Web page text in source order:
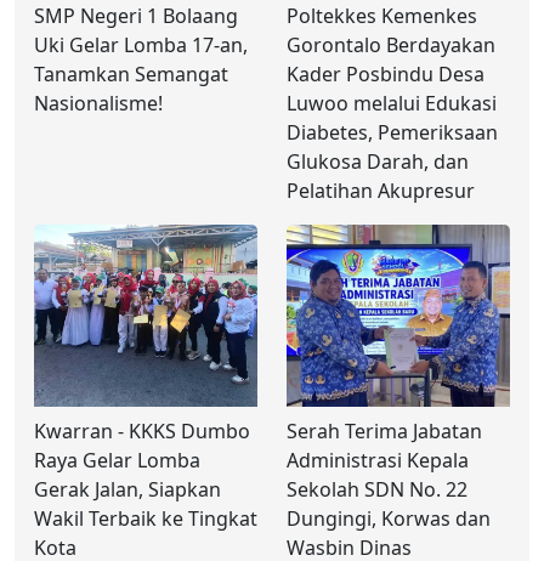
SMP Negeri 1 Bolaang
Uki Gelar Lomba 17-an,
Tanamkan Semangat
Nasionalisme!
Poltekkes Kemenkes
Gorontalo Berdayakan
Kader Posbindu Desa
Luwoo melalui Edukasi
Diabetes, Pemeriksaan
Glukosa Darah, dan
Pelatihan Akupresur
Kwarran - KKKS Dumbo
Raya Gelar Lomba
Gerak Jalan, Siapkan
Wakil Terbaik ke Tingkat
Kota
Serah Terima Jabatan
Administrasi Kepala
Sekolah SDN No. 22
Dungingi, Korwas dan
Wasbin Dinas